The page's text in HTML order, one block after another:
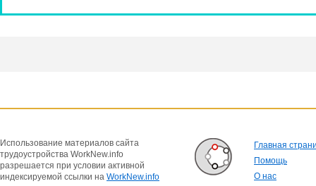
Использование материалов сайта
трудоустройства WorkNew.info
разрешается при условии активной
индексируемой ссылки на WorkNew.info
Главная
Помощь
О нас